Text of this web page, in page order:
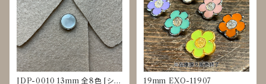
JDP-0010 13mm 全8色 [シェ
19mm EXO-11907